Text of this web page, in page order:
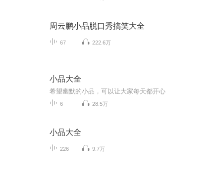
周云鹏小品脱口秀搞笑大全
67 222.6万
小品大全
希望幽默的小品，可以让大家每天都开心
6 28.5万
小品大全
226 9.7万